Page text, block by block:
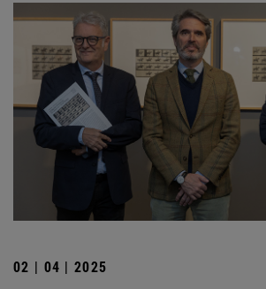
02 | 04 | 2025